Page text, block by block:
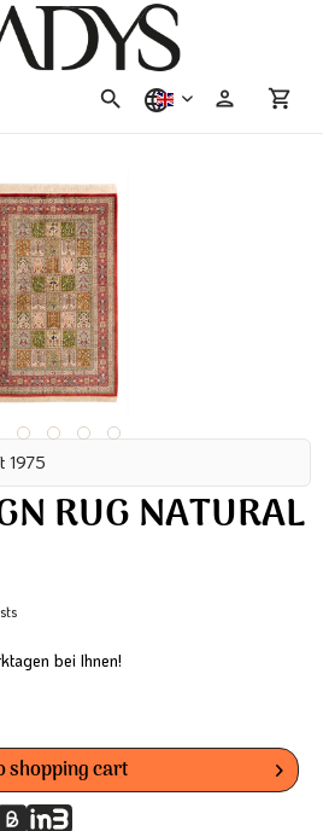
english
1975
RUG NATURAL
bei Ihnen!
shopping cart